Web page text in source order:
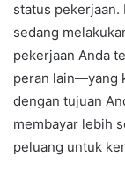
status pekerjaan.
sedang
pekerjaan Anda
peran lain—yang
dengan tujuan
membayar lebih
peluang untuk